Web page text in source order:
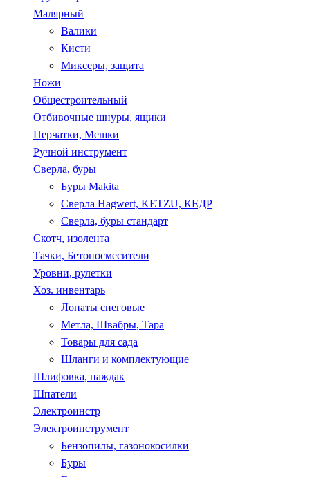
Малярный
Валики
Кисти
Миксеры, защита
Ножи
Общестроительный
Отбивочные шнуры, ящики
Перчатки, Мешки
Ручной инструмент
Сверла, буры
Буры Makita
Сверла Hagwert, KETZU, КЕДР
Сверла, буры стандарт
Скотч, изолента
Тачки, Бетоносмесители
Уровни, рулетки
Хоз. инвентарь
Лопаты снеговые
Метла, Швабры, Тара
Товары для сада
Шланги и комплектующие
Шлифовка, наждак
Шпатели
Электроинстр
Электроинструмент
Бензопилы, газонокосилки
Буры